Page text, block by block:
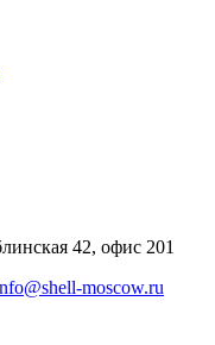
42, офис 201
moscow.ru